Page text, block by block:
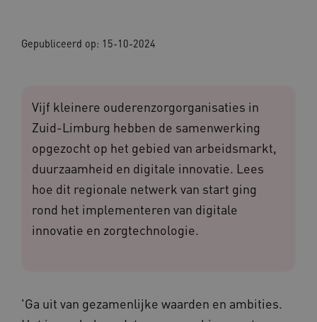
Gepubliceerd op: 15-10-2024
Vijf kleinere ouderenzorgorganisaties in
Zuid-Limburg hebben de samenwerking
opgezocht op het gebied van arbeidsmarkt,
duurzaamheid en digitale innovatie. Lees
hoe dit regionale netwerk van start ging
rond het implementeren van digitale
innovatie en zorgtechnologie.
'Ga uit van gezamenlijke waarden en ambities.